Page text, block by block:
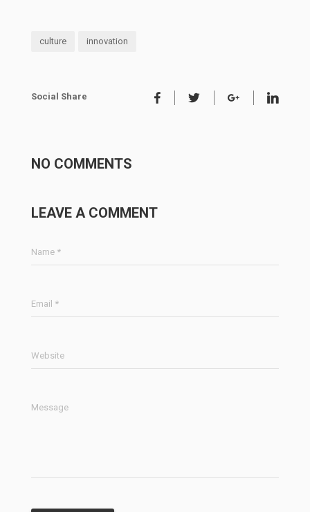
culture innovation
Social Share
NO COMMENTS
LEAVE A COMMENT
Name *
Email *
Website
Message